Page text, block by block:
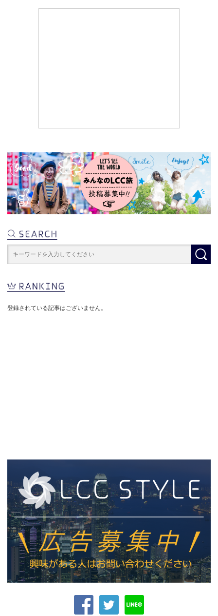
登録されている記事はございません。